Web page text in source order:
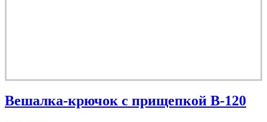
Вешалка-крючок с прищепкой В-120